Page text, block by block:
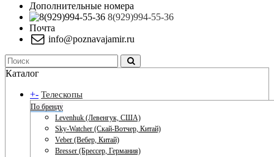
Дополнительные номера
8(929)994-55-36
Почта
info@poznavajamir.ru
Каталог
+- Телескопы
По бренду
Levenhuk (Левенгук, США)
Sky-Watcher (Скай-Вотчер, Китай)
Veber (Вебер, Китай)
Bresser (Брессер, Германия)